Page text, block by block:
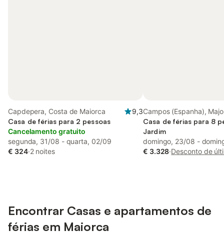
Capdepera, Costa de Maiorca
9,3
Casa de férias para 2 pessoas
Cancelamento gratuito
segunda, 31/08 - quarta, 02/09
€ 324·2 noites
Campos (Espanha),
Casa de férias para 8
Jardim
domingo, 23/08 -
€ 3.328·Desconto de
Encontrar Casas e apartamentos de
férias em Maiorca